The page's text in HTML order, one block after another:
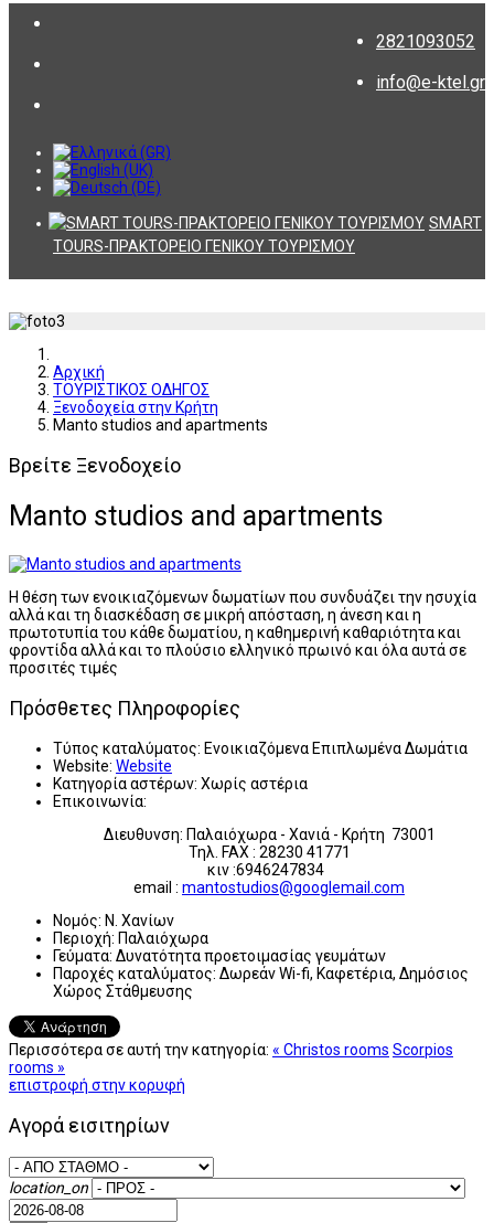
2821093052
info@e-ktel.gr
SMART
TOURS-ΠΡΑΚΤΟΡΕΙΟ ΓΕΝΙΚΟΥ ΤΟΥΡΙΣΜΟΥ
Αρχική
ΤΟΥΡΙΣΤΙΚΟΣ ΟΔΗΓΟΣ
Ξενοδοχεία στην Κρήτη
Manto studios and apartments
Βρείτε Ξενοδοχείο
Manto studios and apartments
Η θέση των ενοικιαζόμενων δωματίων που συνδυάζει την ησυχία
αλλά και τη διασκέδαση σε μικρή απόσταση, η άνεση και η
πρωτοτυπία του κάθε δωματίου, η καθημερινή καθαριότητα και
φροντίδα αλλά και το πλούσιο ελληνικό πρωινό και όλα αυτά σε
προσιτές τιμές
Πρόσθετες Πληροφορίες
Τύπος καταλύματος: Ενοικιαζόμενα Επιπλωμένα Δωμάτια
Website: Website
Κατηγορία αστέρων: Χωρίς αστέρια
Επικοινωνία:
Διευθυνση: Παλαιόχωρα - Χανιά - Κρήτη 73001
Τηλ. FAX : 28230 41771
κιν :6946247834
email : mantostudios@googlemail.com
Νομός: Ν. Χανίων
Περιοχή: Παλαιόχωρα
Γεύματα: Δυνατότητα προετοιμασίας γευμάτων
Παροχές καταλύματος: Δωρεάν Wi-fi, Καφετέρια, Δημόσιος
Χώρος Στάθμευσης
Περισσότερα σε αυτή την κατηγορία: « Christos rooms Scorpios
rooms »
επιστροφή στην κορυφή
Αγορά εισιτηρίων
location_on